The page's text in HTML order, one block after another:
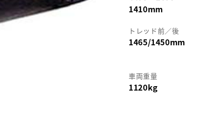
1410mm
トレッド前／後
1465/1450mm
車両重量
1120kg